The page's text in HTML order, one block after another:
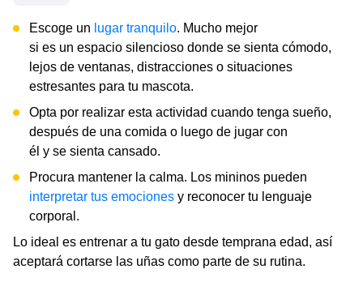
Escoge un lugar tranquilo. Mucho mejor
si es un espacio silencioso donde se sienta cómodo,
lejos de ventanas, distracciones o situaciones
estresantes para tu mascota.
Opta por realizar esta actividad cuando tenga sueño,
después de una comida o luego de jugar con
él y se sienta cansado.
Procura mantener la calma. Los mininos pueden
interpretar tus emociones y reconocer tu lenguaje
corporal.
Lo ideal es entrenar a tu gato desde temprana edad, así
aceptará cortarse las uñas como parte de su rutina.